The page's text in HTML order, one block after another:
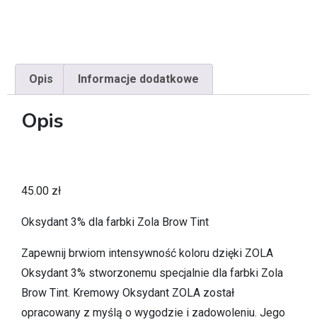
Opis Informacje dodatkowe
Opis
45.00 zł
Oksydant 3% dla farbki Zola Brow Tint
Zapewnij brwiom intensywność koloru dzięki ZOLA
Oksydant 3% stworzonemu specjalnie dla farbki Zola
Brow Tint. Kremowy Oksydant ZOLA został
opracowany z myślą o wygodzie i zadowoleniu. Jego